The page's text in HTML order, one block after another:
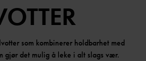
som kombinerer holdbarhet med
gjør det mulig å leke i alt slags vær.